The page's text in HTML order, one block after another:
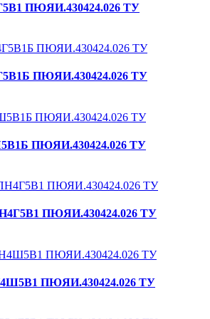
ПЮЯИ.430424.026 ТУ
ПЮЯИ.430424.026 ТУ
ПЮЯИ.430424.026 ТУ
ПЮЯИ.430424.026 ТУ
ПЮЯИ.430424.026 ТУ